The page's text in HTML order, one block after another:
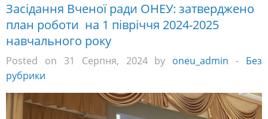
Засідання Вченої ради ОНЕУ: затверджено
план роботи на 1 півріччя 2024-2025
навчального року
Posted on 31 Серпня, 2024 by oneu_admin - Без
рубрики